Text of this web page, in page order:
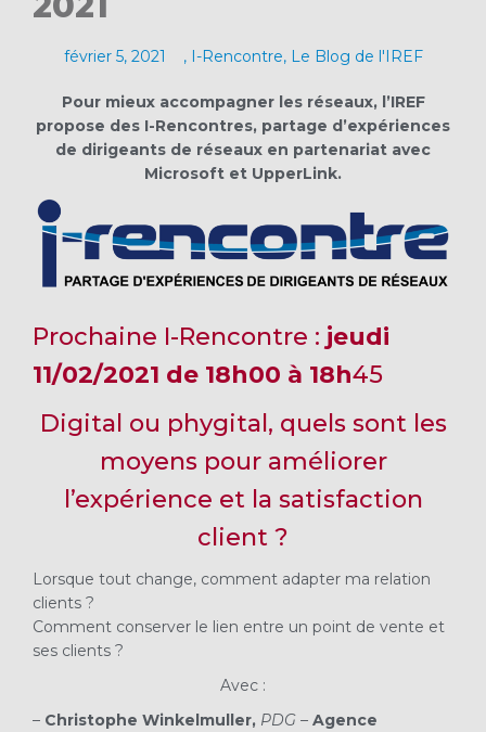
février 5, 2021 , I-Rencontre, Le Blog de l'IREF
Pour mieux accompagner les réseaux, l’IREF
propose des I-Rencontres, partage d’expériences
de dirigeants de réseaux en partenariat avec
Microsoft et UpperLink.
Prochaine I-Rencontre : jeudi
11/02/2021 de 18h00 à 18h45
Digital ou phygital, quels sont les
moyens pour améliorer
l’expérience et la satisfaction
client ?
Lorsque tout change, comment adapter ma relation
clients ?
Comment conserver le lien entre un point de vente et
ses clients ?
Avec :
– Christophe Winkelmuller, PDG – Agence